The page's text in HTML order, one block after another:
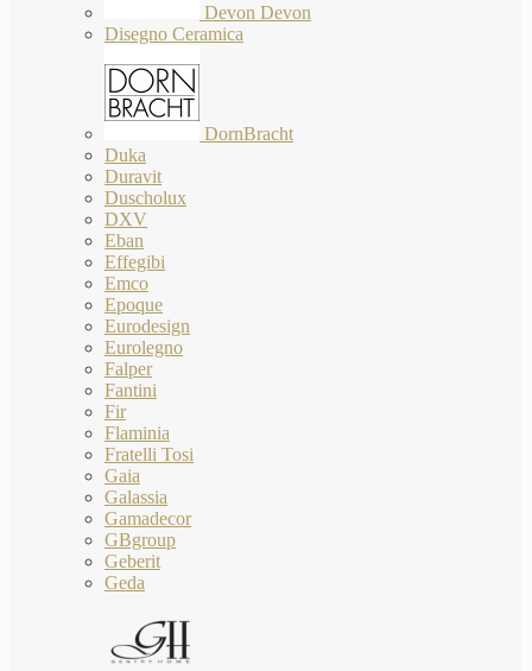
Devon Devon
Disegno Ceramica
DornBracht
Duka
Duravit
Duscholux
DXV
Eban
Effegibi
Emco
Epoque
Eurodesign
Eurolegno
Falper
Fantini
Fir
Flaminia
Fratelli Tosi
Gaia
Galassia
Gamadecor
GBgroup
Geberit
Geda